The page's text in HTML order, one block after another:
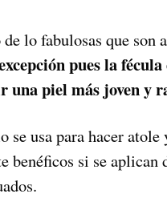
lo fabulosas que son
pues la
una piel más joven y
se usa para hacer
benéficos si se